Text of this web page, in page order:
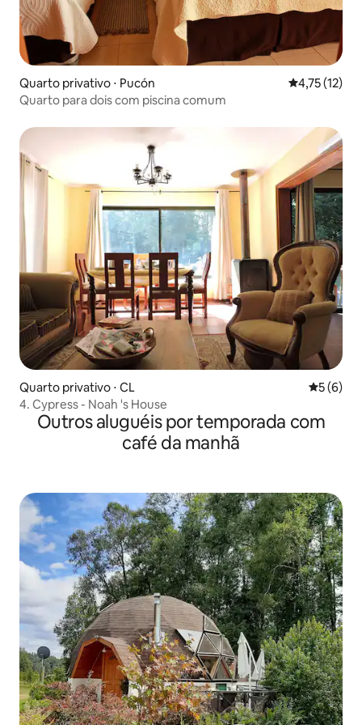
Quarto privativo ⋅ Pucón 4,75 de uma
4,75 (12)
Quarto para dois com piscina comum
Quarto privativo ⋅ CL 5 de
5 (6)
4. Cypress - Noah 's House
Outros aluguéis por temporada com
café da manhã